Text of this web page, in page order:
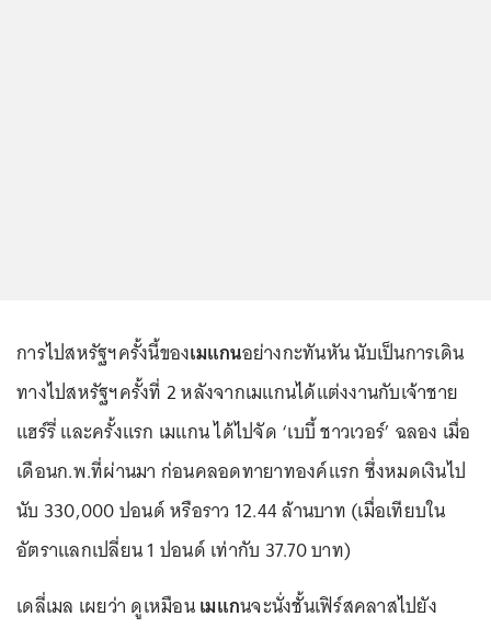
การไปสหรัฐฯครั้งนี้ของเมแกนอย่างกะทันหัน นับเป็นการเดิน
ทางไปสหรัฐฯครั้งที่ 2 หลังจากเมแกนได้แต่งงานกับเจ้าชาย
แฮร์รี่ และครั้งแรก เมแกน ได้ไปจัด ‘เบบี้ ชาวเวอร์’ ฉลอง เมื่อ
เดือนก.พ.ที่ผ่านมา ก่อนคลอดทายาทองค์แรก ซึ่งหมดเงินไป
นับ 330,000 ปอนด์ หรือราว 12.44 ล้านบาท (เมื่อเทียบใน
อัตราแลกเปลี่ยน 1 ปอนด์ เท่ากับ 37.70 บาท)
เดลี่เมล เผยว่า ดูเหมือนเมแกนจะนั่งชั้นเฟิร์สคลาสไปยัง